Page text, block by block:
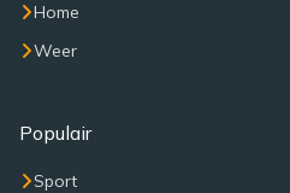
Home
Weer
Populair
Sport